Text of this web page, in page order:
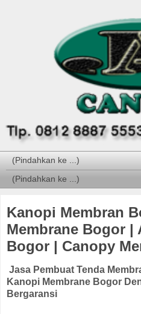
Kanopi Membran
Membrane Bogor |
Bogor | Canopy
Jasa Pembuat Tenda
Kanopi Membrane Bogor
Bergaransi